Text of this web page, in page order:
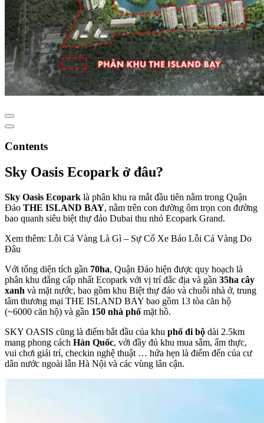
Contents
Sky Oasis Ecopark ở đâu?
Sky Oasis Ecopark là phân khu ra mắt đầu tiên nằm trong Quận
Đảo THE ISLAND BAY, nằm trên con đường ôm trọn con đường
bao quanh siêu biệt thự đảo Dubai thu nhỏ Ecopark Grand.
Xem thêm: Lỗi Cá Vàng Là Gì – Sự Cố Xe Báo Lỗi Cá Vàng Do
Đâu
Với tổng diện tích gần 70ha, Quận Đảo hiện được quy hoạch là
phân khu đẳng cấp nhất Ecopark với vị trí đắc địa và gần 35ha cây
xanh và mặt nước, bao gồm khu Biệt thự đảo và chuỗi nhà ở, trung
tâm thương mại THE ISLAND BAY bao gồm 13 tòa căn hộ
(~6000 căn hộ) và gần 150 nhà phố mặt hồ.
SKY OASIS cũng là điểm bắt đầu của khu phố đi bộ dài 2.5km
mang phong cách Hàn Quốc, với đầy đủ khu mua sắm, ẩm thực,
vui chơi giải trí, checkin nghệ thuật … hứa hẹn là điểm đến của cư
dân nước ngoài lẫn Hà Nội và các vùng lân cận.